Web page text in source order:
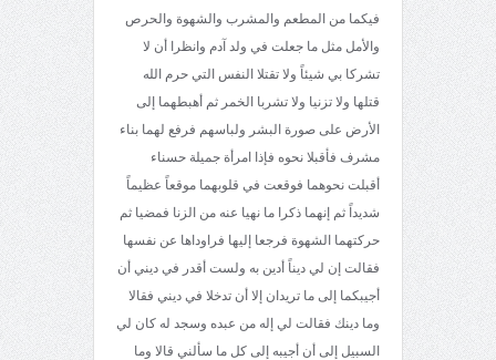
فيكما من المطعم والمشرب والشهوة والحرص
والأمل مثل ما جعلت في ولد آدم وانظرا أن لا
تشركا بي شيئاً ولا تقتلا النفس التي حرم الله
قتلها ولا تزنيا ولا تشربا الخمر ثم أهبطهما إلى
الأرض على صورة البشر ولباسهم فرفع لهما بناء
مشرف فأقبلا نحوه فإذا امرأة جميلة حسناء
أقبلت نحوهما فوقعت في قلوبهما موقعاً عظيماً
شديداً ثم إنهما ذكرا ما نهيا عنه من الزنا فمضيا ثم
حركتهما الشهوة فرجعا إليها فراوداها عن نفسها
فقالت إن لي ديناً أدين به ولست أقدر في ديني أن
أجيبكما إلى ما تريدان إلا أن تدخلا في ديني فقالا
وما دينك فقالت لي إله من عبده وسجد له كان لي
السبيل إلى أن أجيبه إلى كل ما سألني قالا وما